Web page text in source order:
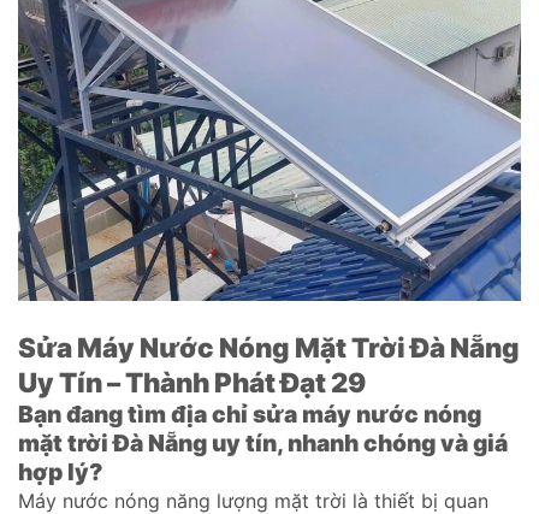
Sửa Máy Nước Nóng Mặt Trời Đà Nẵng
Uy Tín – Thành Phát Đạt 29
Bạn đang tìm địa chỉ sửa máy nước nóng
mặt trời Đà Nẵng uy tín, nhanh chóng và giá
hợp lý?
Máy nước nóng năng lượng mặt trời là thiết bị quan